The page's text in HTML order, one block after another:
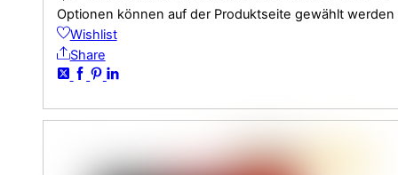
Optionen können auf der Produktseite gewählt werden
Wishlist
Share